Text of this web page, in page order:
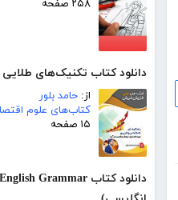
۲۵۸ صفحه
دانلود کتاب تکنیک‌های
از: حامد بلور
کتاب‌های علوم
۱۵ صفحه